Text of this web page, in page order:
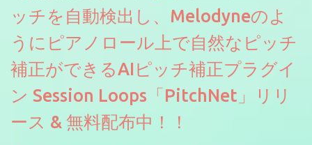
ッチを自動検出し、Melodyneのよ
うにピアノロール上で自然なピッチ
補正ができるAIピッチ補正プラグイ
ン Session Loops「PitchNet」リリ
ース & 無料配布中！！